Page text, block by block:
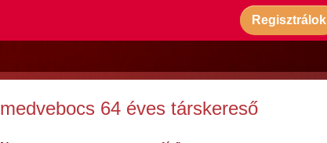
Regisztrálok
medvebocs 64 éves társkereső